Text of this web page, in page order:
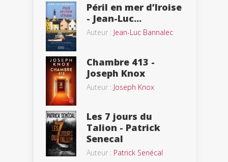
Péril en mer d’Iroise
- Jean-Luc...
Auteur : Jean-Luc Bannalec
Chambre 413 -
Joseph Knox
Auteur : Joseph Knox
Les 7 jours du
Talion - Patrick
Senecal
Auteur : Patrick Senécal